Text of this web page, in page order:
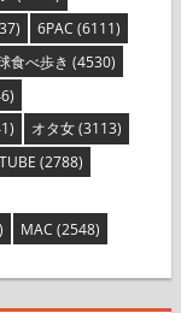
6PAC (6111)
食べ歩き (4530)
オタ女(3113)
(2788)
MAC (2548)